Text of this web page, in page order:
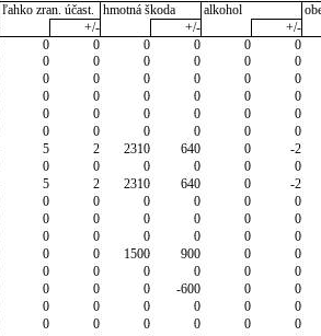
ľahko zran. účast. hmotná škoda alkohol
+/- +/- +/-
0 0 0 0 0 0
0 0 0 0 0 0
0 0 0 0 0 0
0 0 0 0 0 0
0 0 0 0 0 0
0 0 0 0 0 0
5 2 2310 640 0 -2
0 0 0 0 0 0
5 2 2310 640 0 -2
0 0 0 0 0 0
0 0 0 0 0 0
0 0 0 0 0 0
0 0 1500 900 0 0
0 0 0 0 0 0
0 0 0 -600 0 0
0 0 0 0 0 0
0 0 0 0 0 0